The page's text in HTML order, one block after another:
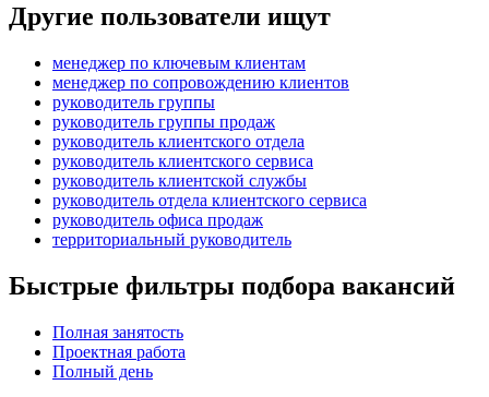
Другие пользователи ищут
менеджер по ключевым клиентам
менеджер по сопровождению клиентов
руководитель группы
руководитель группы продаж
руководитель клиентского отдела
руководитель клиентского сервиса
руководитель клиентской службы
руководитель отдела клиентского сервиса
руководитель офиса продаж
территориальный руководитель
Быстрые фильтры подбора вакансий
Полная занятость
Проектная работа
Полный день